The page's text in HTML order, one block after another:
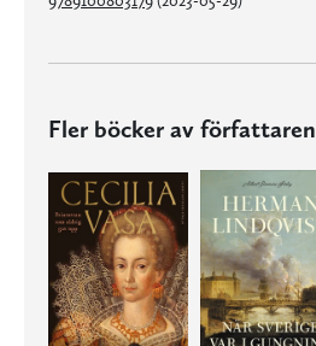
Fler böcker av författaren